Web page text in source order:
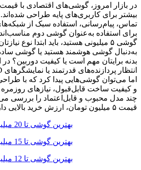
بیشتر برای کاربری‌های پایه طراحی
تماس، پیام‌رسانی، استفاده سبک از
برای استفاده به‌عنوان گوشی دوم مناسب‌اند.
گوشی ۵ میلیونی هستید، باید ابتدا نوع
به‌دنبال گوشی هوشمند هستید یا گوشی
بدنه برایتان مهم است یا کیفیت دوربین؟ در
اما می‌توان گوشی‌هایی پیدا کرد که با
و کیفیت ساخت قابل‌قبول، نیازهای روزمره
چند مدل محبوب و قابل‌اعتماد را بررسی
قیمت ۵ میلیون تومان، ارزش خرید بالایی دارند.
بهترین گوشی تا 20 میلیون
بهترین گوشی تا 15 میلیون
بهترین گوشی تا 12 میلیون